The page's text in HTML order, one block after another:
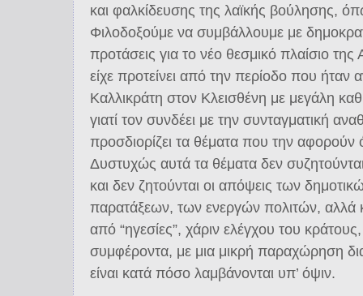
και φαλκίδευσης της λαϊκής βούλησης,
Φιλοδοξούμε να συμβάλλουμε με
προτάσεις για το νέο θεσμικό πλαίσιο
είχε προτείνει από την περίοδο που ήταν
Καλλικράτη στον Κλεισθένη με μεγάλη
γιατί τον συνδέει με την συνταγματική
προσδιορίζει τα θέματα που την αφορούν
Δυστυχώς αυτά τα θέματα δεν
και δεν ζητούνται οι απόψεις των
παρατάξεων, των ενεργών πολιτών, αλλά
από “ηγεσίες”, χάριν ελέγχου του
συμφέροντα, με μια μικρή παραχώρηση
είναι κατά πόσο λαμβάνονται υπ’ όψιν.